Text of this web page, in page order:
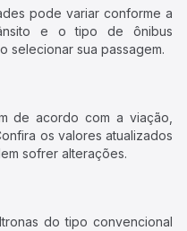
pode variar conforme a
e o tipo de ônibus
selecionar sua passagem.
de acordo com a viação,
os valores atualizados
sofrer alterações.
do tipo convencional